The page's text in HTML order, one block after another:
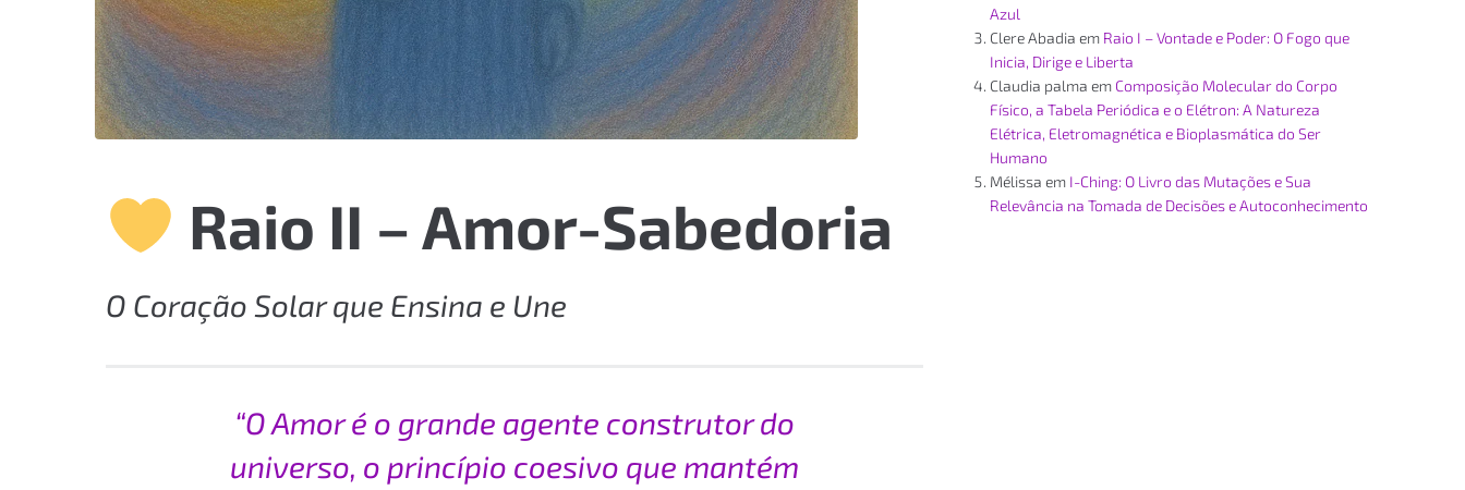
Raio II – Amor-Sabedoria
O Coração Solar que Ensina e Une
“O Amor é o grande agente construtor do
universo, o princípio coesivo que mantém
Azul
Clere Abadia em Raio I – Vontade e Poder: O Fogo que
Inicia, Dirige e Liberta
Claudia palma em Composição Molecular do Corpo
Físico, a Tabela Periódica e o Elétron: A Natureza
Elétrica, Eletromagnética e Bioplasmática do Ser
Humano
Mélissa em I-Ching: O Livro das Mutações e Sua
Relevância na Tomada de Decisões e Autoconhecimento